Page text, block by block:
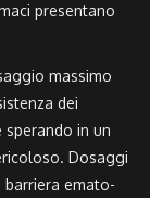
presentano
massimo
dei
in un
Dosaggi
emato-